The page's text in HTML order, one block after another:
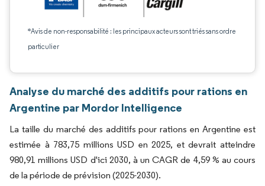
*Avis de non-responsabilité : les principaux acteurs sont triés sans ordre
particulier
Analyse du marché des additifs pour rations en
Argentine par Mordor Intelligence
La taille du marché des additifs pour rations en Argentine est
estimée à 783,75 millions USD en 2025, et devrait atteindre
980,91 millions USD d'ici 2030, à un CAGR de 4,59 % au cours
de la période de prévision (2025-2030).